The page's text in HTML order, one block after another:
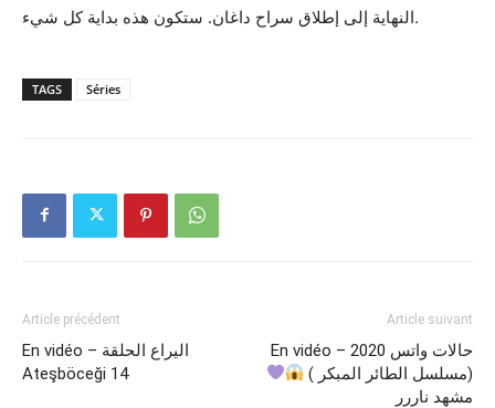
النهاية إلى إطلاق سراح داغان. ستكون هذه بداية كل شيء.
TAGS Séries
Article précédent
En vidéo – اليراع الحلقة
Ateşböceği 14
Article suivant
En vidéo – حالات واتس 2020
(مسلسل الطائر المبكر )
مشهد ناررر